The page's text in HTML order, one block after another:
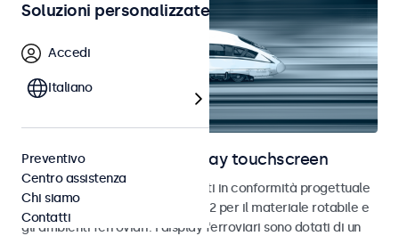
Monitor ferroviari e display touchscreen
Monitor e touchscreen sviluppati in conformità progettuale
alle norme EN 50155 e EN 45545-2 per il materiale rotabile e
gli ambienti ferroviari. I display ferroviari sono dotati di un
Soluzioni personalizzate
Accedi
Italiano
Preventivo
Centro assistenza
Chi siamo
Contatti